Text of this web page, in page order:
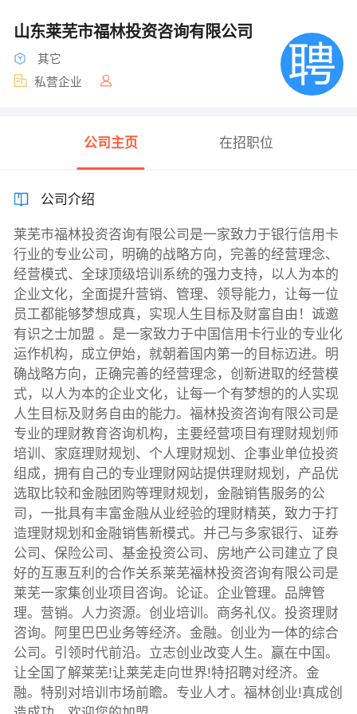
山东莱芜市福林投资咨询有限公司
其它
私营企业
公司主页 在招职位
公司介绍
莱芜市福林投资咨询有限公司是一家致力于银行信用卡
行业的专业公司，明确的战略方向，完善的经营理念、
经营模式、全球顶级培训系统的强力支持，以人为本的
企业文化，全面提升营销、管理、领导能力，让每一位
员工都能够梦想成真，实现人生目标及财富自由！诚邀
有识之士加盟 。是一家致力于中国信用卡行业的专业化
运作机构，成立伊始，就朝着国内第一的目标迈进。明
确战略方向，正确完善的经营理念，创新进取的经营模
式，以人为本的企业文化，让每一个有梦想的的人实现
人生目标及财务自由的能力。福林投资咨询有限公司是
专业的理财教育咨询机构，主要经营项目有理财规划师
培训、家庭理财规划、个人理财规划、企事业单位投资
组成，拥有自己的专业理财网站提供理财规划，产品优
选取比较和金融团购等理财规划，金融销售服务的公
司，一批具有丰富金融从业经验的理财精英，致力于打
造理财规划和金融销售新模式。并己与多家银行、证券
公司、保险公司、基金投资公司、房地产公司建立了良
好的互惠互利的合作关系莱芜福林投资咨询有限公司是
莱芜一家集创业项目咨询。论证。企业管理。品牌管
理。营销。人力资源。创业培训。商务礼仪。投资理财
咨询。阿里巴巴业务等经济。金融。创业为一体的综合
公司。引领时代前沿。立志创业改变人生。赢在中国。
让全国了解莱芜!让莱芜走向世界!特招聘对经济。金
融。特别对培训市场前瞻。专业人才。福林创业!真成创